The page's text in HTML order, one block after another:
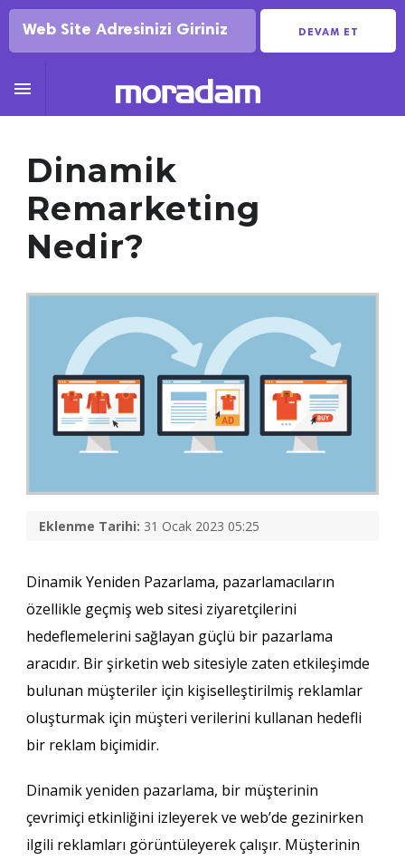
DEVAM ET

Dinamik
Remarketing
Nedir?
Eklenme Tarihi: 31 Ocak 2023 05:25
Dinamik Yeniden Pazarlama, pazarlamacıların
özellikle geçmiş web sitesi ziyaretçilerini
hedeflemelerini sağlayan güçlü bir pazarlama
aracıdır. Bir şirketin web sitesiyle zaten etkileşimde
bulunan müşteriler için kişiselleştirilmiş reklamlar
oluşturmak için müşteri verilerini kullanan hedefli
bir reklam biçimidir.
Dinamik yeniden pazarlama, bir müşterinin
çevrimiçi etkinliğini izleyerek ve web’de gezinirken
ilgili reklamları görüntüleyerek çalışır. Müşterinin